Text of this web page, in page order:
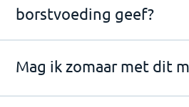
borstvoeding geef?
Mag ik zomaar met dit